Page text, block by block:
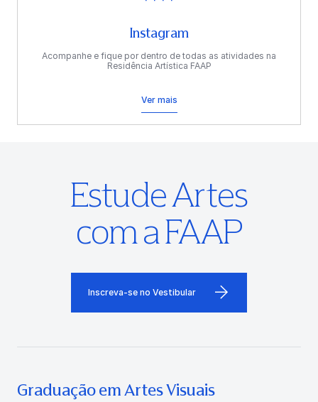
Instagram
Acompanhe e fique por dentro de todas as atividades na
Residência Artística FAAP
Ver mais
Estude Artes
com a FAAP
Inscreva-se no Vestibular
Graduação em Artes Visuais